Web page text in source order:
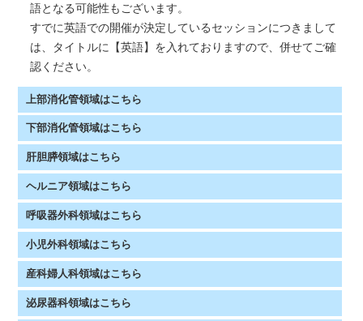
語となる可能性もございます。
すでに英語での開催が決定しているセッションにつきまして
は、タイトルに【英語】を入れておりますので、併せてご確
認ください。
上部消化管領域はこちら
下部消化管領域はこちら
肝胆膵領域はこちら
ヘルニア領域はこちら
呼吸器外科領域はこちら
小児外科領域はこちら
産科婦人科領域はこちら
泌尿器科領域はこちら